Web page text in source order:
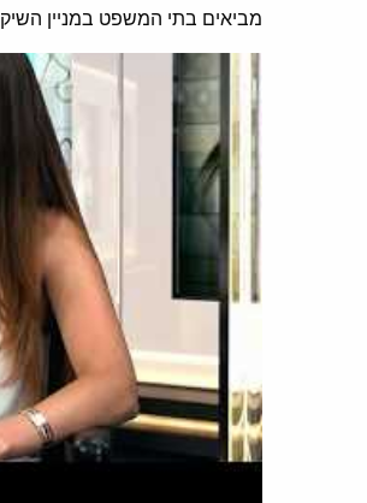
מביאים בתי המשפט במניין